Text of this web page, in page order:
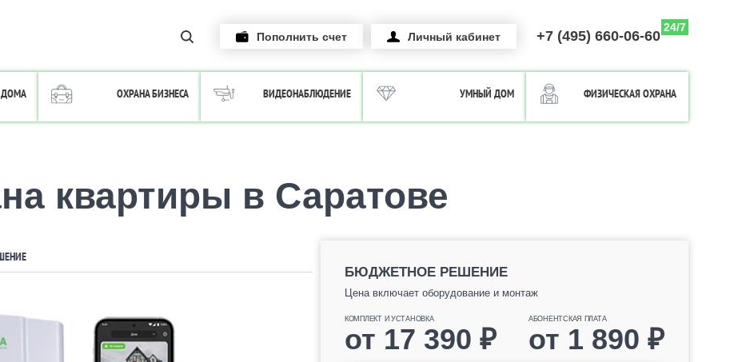
Пополнить счет Личный кабинет +7 (495) 660-06-60
24/7
ДОМА ОХРАНА БИЗНЕСА ВИДЕОНАБЛЮДЕНИЕ УМНЫЙ ДОМ ФИЗИЧЕСКАЯ ОХРАНА
квартиры в Саратове
БЮДЖЕТНОЕ РЕШЕНИЕ
Цена включает оборудование и монтаж
КОМПЛЕКТ И УСТАНОВКА
от 17 390 ₽
АБОНЕНТСКАЯ ПЛАТА
от 1 890 ₽